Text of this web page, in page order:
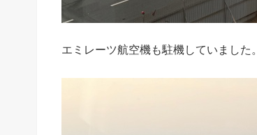
エミレーツ航空機も駐機していました。